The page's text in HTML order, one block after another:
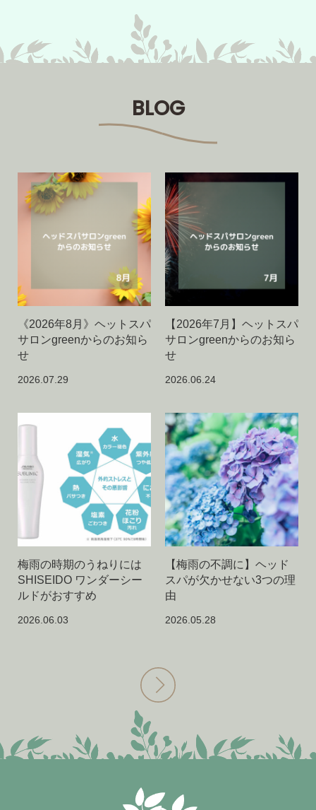
BLOG
《2026年8月》ヘットスパ
サロンgreenからのお知ら
せ
2026.07.29
【2026年7月】ヘットスパ
サロンgreenからのお知ら
せ
2026.06.24
梅雨の時期のうねりには
SHISEIDO ワンダーシー
ルドがおすすめ
2026.06.03
【梅雨の不調に】ヘッド
スパが欠かせない3つの理
由
2026.05.28